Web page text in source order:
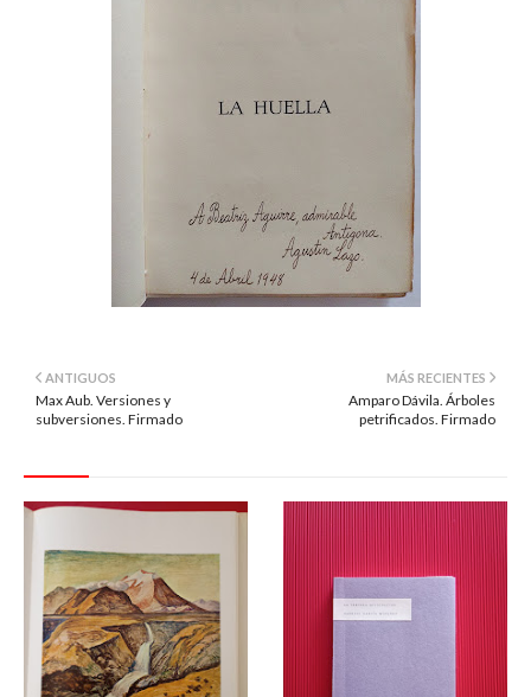
MÁS RECIENTES
Amparo Dávila. Árboles
petrificados. Firmado
ANTIGUOS
Max Aub. Versiones y
subversiones. Firmado